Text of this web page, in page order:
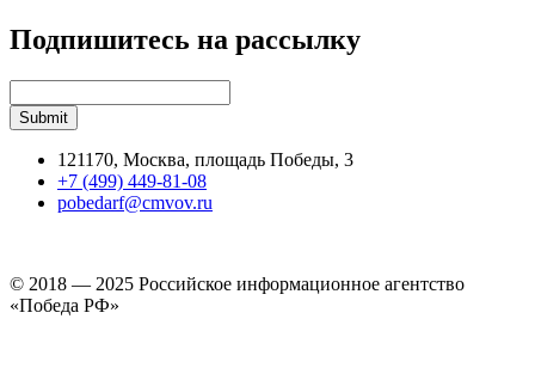
Подпишитесь на рассылку
121170, Москва, площадь Победы, 3
+7 (499) 449-81-08
pobedarf@cmvov.ru
© 2018 — 2025 Российское информационное агентство
«Победа РФ»